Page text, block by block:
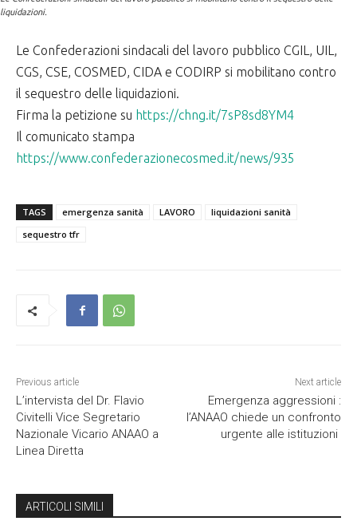
liquidazioni.
Le Confederazioni sindacali del lavoro pubblico CGIL, UIL,
CGS, CSE, COSMED, CIDA e CODIRP si mobilitano contro
il sequestro delle liquidazioni.
Firma la petizione su https://chng.it/7sP8sd8YM4
Il comunicato stampa
https://www.confederazionecosmed.it/news/935
TAGS emergenza sanità LAVORO
liquidazioni sanità
sequestro tfr
Previous article
L’intervista del Dr. Flavio
Civitelli Vice Segretario
Nazionale Vicario ANAAO a
Linea Diretta
Next article
Emergenza aggressioni :
l’ANAAO chiede un confronto
urgente alle istituzioni
ARTICOLI SIMILI